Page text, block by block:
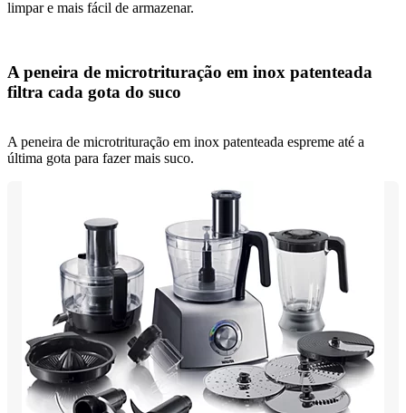
limpar e mais fácil de armazenar.
A peneira de microtrituração em inox patenteada
filtra cada gota do suco
A peneira de microtrituração em inox patenteada espreme até a
última gota para fazer mais suco.